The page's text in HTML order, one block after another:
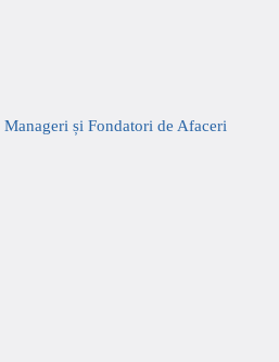
și Fondatori de Afaceri